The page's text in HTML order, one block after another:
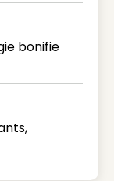
bonifie